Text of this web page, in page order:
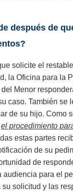
después de
solicite el
la Oficina para la
Menor
caso. También se
de su hijo. Como
el procedimiento
estas partes
de su
de
audiencia para el
su solicitud y las